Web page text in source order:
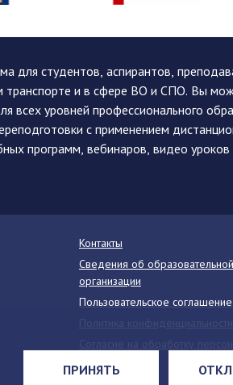
ПРИНЯТЬ
для студентов, аспирантов,
транспорте и в сфере ВО и СПО. Вы
всех уровней профессионального
с применением
программ, вебинаров, видео уроков
Контакты
Сведения об образовательной
организации
Пользовательское соглашение